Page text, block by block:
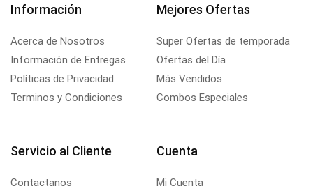
Información
Acerca de Nosotros
Información de Entregas
Políticas de Privacidad
Terminos y Condiciones
Mejores Ofertas
Super Ofertas de temporada
Ofertas del Día
Más Vendidos
Combos Especiales
Servicio al Cliente
Contactanos
Cuenta
Mi Cuenta